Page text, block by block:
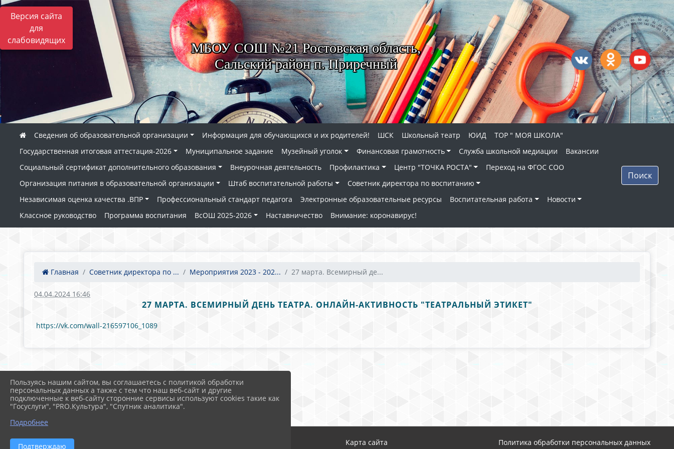
Версия сайта
для
слабовидящих
МБОУ СОШ №21 Ростовская область,
Сальский район п. Приречный
Сведения об образовательной организации Информация для обучающихся и их родителей! ШСК Школьный театр ЮИД
ТОР " МОЯ ШКОЛА"
Государственная итоговая аттестация-2026
Муниципальное задание Музейный уголок Финансовая грамотность Служба школьной медиации
Вакансии
Социальный сертификат дополнительного образования
Внеурочная деятельность Профилактика Центр "ТОЧКА РОСТА"
Переход на ФГОС СОО
Организация питания в образовательной организации
Штаб воспитательной работы
Советник директора по воспитанию
Независимая оценка качества .ВПР
Профессиональный стандарт педагога Электронные образовательные ресурсы Воспитательная работа
Новости
Классное руководство
Программа воспитания ВсОШ 2025-2026 Наставничество Внимание: коронавирус!
Поиск
Главная Советник директора по ... Мероприятия 2023 - 202... 27 марта. Всемирный де...
04.04.2024 16:46
27 МАРТА. ВСЕМИРНЫЙ ДЕНЬ ТЕАТРА. ОНЛАЙН-АКТИВНОСТЬ "ТЕАТРАЛЬНЫЙ ЭТИКЕТ"
https://vk.com/wall-216597106_1089
2026 г. school21rostov.ru Карта сайта Политика обработки персональных данных
Пользуясь нашим сайтом, вы соглашаетесь с политикой обработки
персональных данных а также с тем что наш веб-сайт и другие
подключенные к веб-сайту сторонние сервисы используют cookies такие как
"Госуслуги", "PRO.Культура", "Спутник аналитика".
Подробнее
Подтверждаю